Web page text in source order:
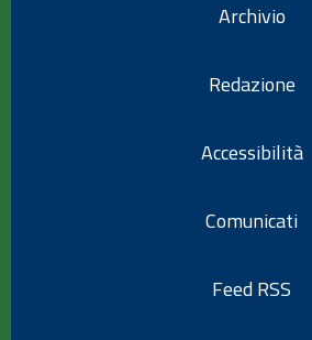
Archivio
Redazione
Accessibilità
Comunicati
Feed RSS